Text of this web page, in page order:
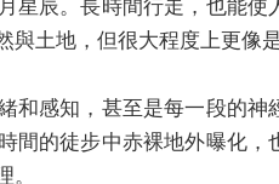
與土地，但很大程度上更像
間的徒步中赤裸地外曝化
。